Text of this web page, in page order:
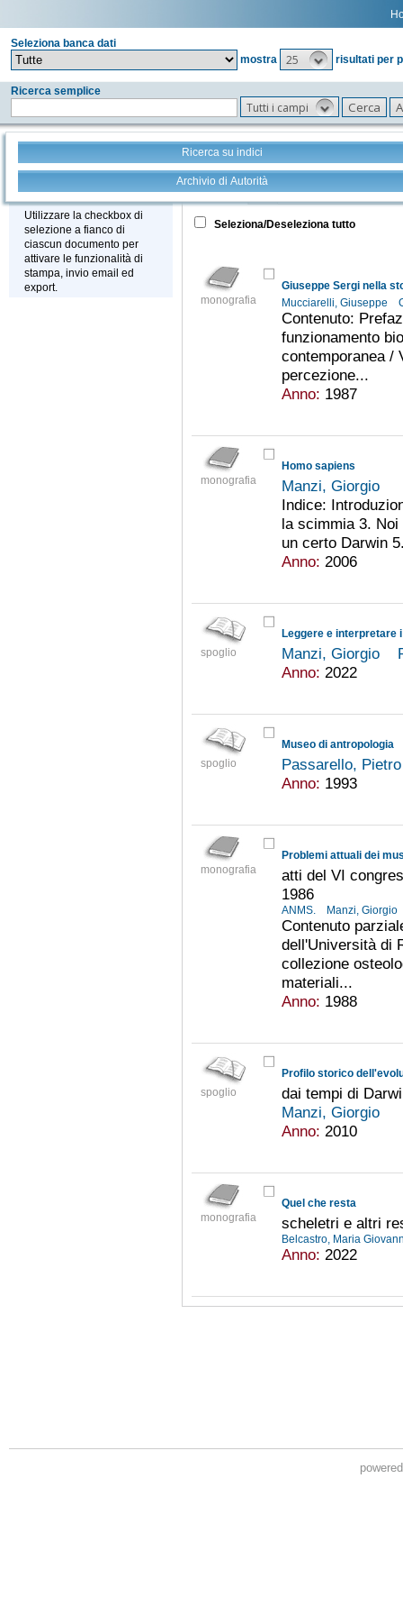
Seleziona banca dati
mostra
25 risultati per
Ricerca semplice
Tutti i campi
Ricerca su indici
Archivio di Autorità
Stampa - Email - Export
Utilizzare la checkbox di
selezione a fianco di
ciascun documento per
attivare le funzionalità di
stampa, invio email ed
export.
Tutto +
Seleziona/Deseleziona tutto
monografia Mucciarelli, Giuseppe
Contenuto:
funzionamento
contemporanea /
percezione...
Anno: 1987
monografia
Homo sapiens
Manzi, Giorgio
Indice:
la scimmia 3.
un certo Darwin
Anno: 2006
spoglio
Leggere e interpretare
Manzi, Giorgio
Anno: 2022
spoglio
Museo di antropologia
Passarello,
Anno: 1993
monografia
Problemi attuali dei
atti del VI
1986
ANMS. Manzi, Giorgio
Contenuto
dell'Università di
collezione
materiali...
Anno: 1988
spoglio
Profilo storico
dai tempi di
Manzi, Giorgio
Anno: 2010
monografia
Quel che resta
scheletri e altri
Belcastro, Maria
Anno: 2022